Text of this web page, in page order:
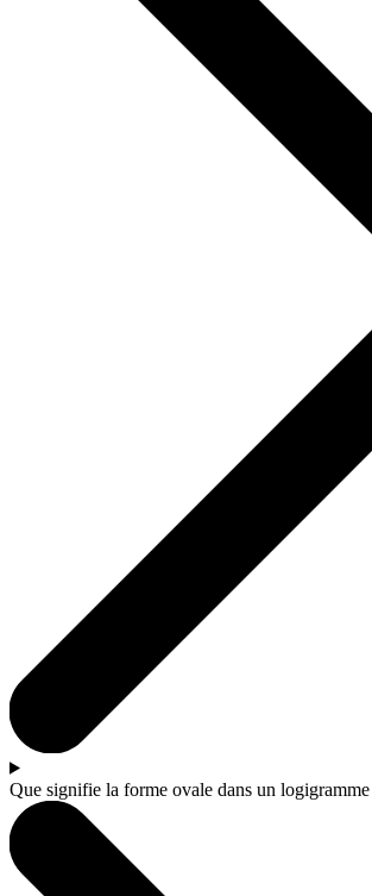
Que signifie la forme ovale dans un logigramme